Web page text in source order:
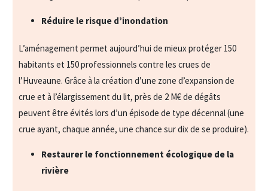
Réduire le risque d’inondation
L’aménagement permet aujourd’hui de mieux protéger 150
habitants et 150 professionnels contre les crues de
l’Huveaune. Grâce à la création d’une zone d’expansion de
crue et à l’élargissement du lit, près de 2 M€ de dégâts
peuvent être évités lors d’un épisode de type décennal (une
crue ayant, chaque année, une chance sur dix de se produire).
Restaurer le fonctionnement écologique de la
rivière